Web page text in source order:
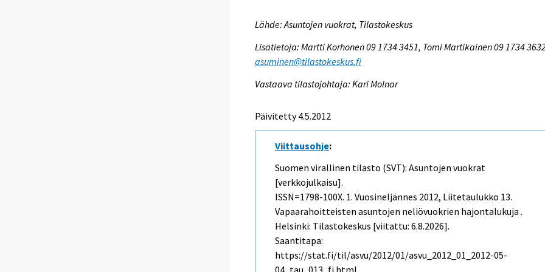
Lähde: Asuntojen vuokrat, Tilastokeskus
Lisätietoja: Martti Korhonen 09 1734 3451, Tomi Martikainen 09 1734
asuminen@tilastokeskus.fi
Vastaava tilastojohtaja: Kari Molnar
Päivitetty 4.5.2012
Viittausohje:
Suomen virallinen tilasto (SVT): Asuntojen vuokrat
[verkkojulkaisu].
ISSN=1798-100X. 1. Vuosineljännes 2012, Liitetaulukko 13.
Vapaarahoitteisten asuntojen neliövuokrien hajontalukuja .
Helsinki: Tilastokeskus [viitattu: 6.8.2026].
Saantitapa:
https://stat.fi/til/asvu/2012/01/asvu_2012_01_2012-05-